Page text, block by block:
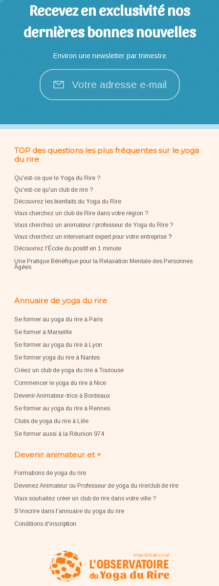
Recevez en exclusivité nos
dernières bonnes nouvelles
Environ une newsletter par trimestre
Votre adresse e-mail
TOP des questions les plus fréquentes sur le yoga
du rire
Qu'est-ce que le Yoga du Rire ?
Qu'est-ce qu'un club de rire ?
Découvrez les bienfaits du Yoga du Rire
Vous cherchez un club de Rire dans votre région ?
Vous cherchez un animateur / professeur de Yoga du Rire ?
Vous cherchez un intervenant expert pour votre entreprise?
Découvrez l'École du positif en 1 minute
Une Pratique Bénéfique pour la Relaxation Mentale des Personnes
Âgées
Annuaire de yoga du rire
Se former au yoga du rire à Paris
Se former à Marseille
Se former au yoga du rire à Lyon
Se former yoga du rire à Nantes
Créez un club de yoga du rire à Toulouse
Commencer le yoga du rire à Nice
Devenir Animateur-trice à Bordeaux
Se former au yoga du rire à Rennes
Clubs de yoga du rire à Lille
Se former aussi à la Réunion 974
Devenir animateur et +
Formations de yoga du rire
Devenez Animateur ou Professeur de yoga du rire/club de rire
Vous souhaitez créer un club de rire dans votre ville ?
S'inscrire dans l'annuaire du yoga du rire
Conditions d'inscription